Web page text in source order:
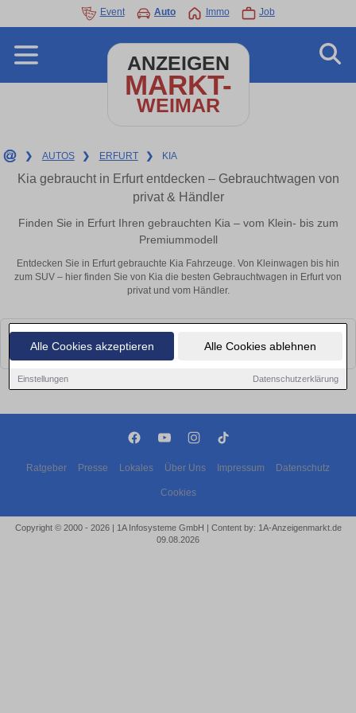
Alle Cookies akzeptieren Alle Cookies ablehnen
Einstellungen Datenschutzerklärung
Event Auto Immo Job
ANZEIGEN
MARKT-
WEIMAR
❯ AUTOS ❯ ERFURT ❯ KIA
Kia gebraucht in Erfurt entdecken – Gebrauchtwagen von
privat & Händler
Finden Sie in Erfurt Ihren gebrauchten Kia – vom Klein- bis zum
Premiummodell
Entdecken Sie in Erfurt gebrauchte Kia Fahrzeuge. Von Kleinwagen bis hin
zum SUV – hier finden Sie von Kia die besten Gebrauchtwagen in Erfurt von
privat und vom Händler.
Leider konnten wir derzeit keine passenden Autos finden. Schauen Sie
bald wieder vorbei!
Ratgeber Presse Lokales Über Uns Impressum Datenschutz
Cookies
Copyright © 2000 - 2026 | 1A Infosysteme GmbH | Content by: 1A-Anzeigenmarkt.de
09.08.2026